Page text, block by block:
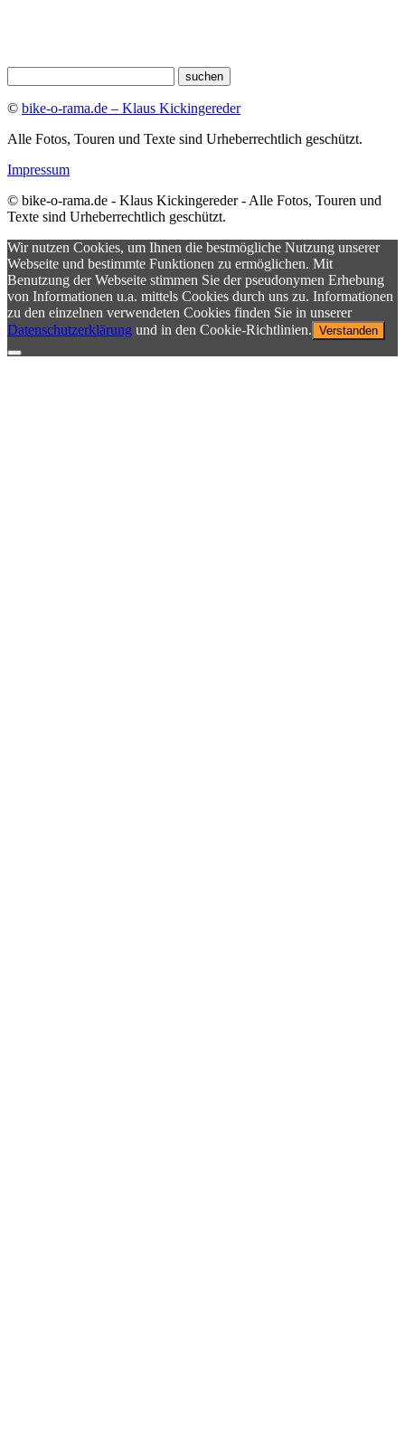
© bike-o-rama.de – Klaus Kickingereder
Alle Fotos, Touren und Texte sind Urheberrechtlich geschützt.
Impressum
© bike-o-rama.de - Klaus Kickingereder - Alle Fotos, Touren und
Texte sind Urheberrechtlich geschützt.
Wir nutzen Cookies, um Ihnen die bestmögliche Nutzung unserer
Webseite und bestimmte Funktionen zu ermöglichen. Mit
Benutzung der Webseite stimmen Sie der pseudonymen Erhebung
von Informationen u.a. mittels Cookies durch uns zu. Informationen
zu den einzelnen verwendeten Cookies finden Sie in unserer
Datenschutzerklärung und in den Cookie-Richtlinien. Verstanden